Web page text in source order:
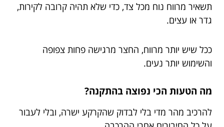
תשאיר מרווח נוח מכל צד, כדי שלא תהיה קרובה לקירות,
גדר או עצים.
ככל שיש יותר מרווח, החצר מרגישה פחות צפופה
והשימוש יותר נעים.
מה הטעות הכי נפוצה בהתקנה?
להרכיב מהר מדי בלי לבדוק שהקרקע ישרה, ובלי לעבור